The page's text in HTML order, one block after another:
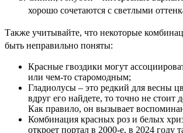
хорошо сочетаются с светлыми
Также учитывайте, что некоторые
быть неправильно поняты:
Красные гвоздики могут
или чем-то старомодным;
Гладиолусы – это редкий для весны
вдруг его найдете, то точно не стоит
Как правило, он вызывает
Комбинация красных роз и белых
откроет портал в 2000-е, в 2024 году